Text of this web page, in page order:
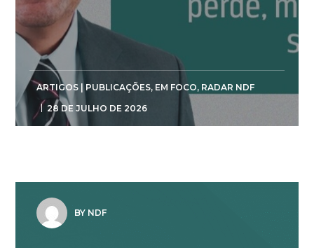
ARTIGOS | PUBLICAÇÕES, EM FOCO, RADAR NDF
28 DE JULHO DE 2026
BY NDF